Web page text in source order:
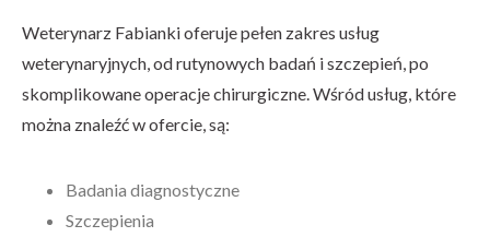
Weterynarz Fabianki oferuje pełen zakres usług
weterynaryjnych, od rutynowych badań i szczepień, po
skomplikowane operacje chirurgiczne. Wśród usług, które
można znaleźć w ofercie, są:
Badania diagnostyczne
Szczepienia